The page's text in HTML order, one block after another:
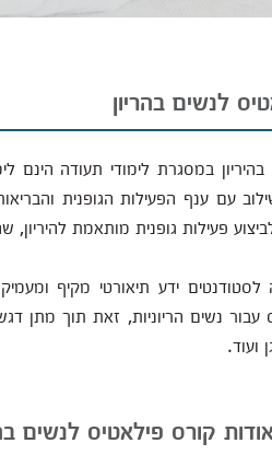
לנשים בהריון
בהיריון במסגרת לימודי תעודה הינם
עם ענף הפעילות הגופנית
פעילות גופנית מותאמת להיריון,
ידע תיאורטי מקיף
עבור נשים הריוניות, זאת תוך מתן
ועוד.
קורס פילאטיס לנשים